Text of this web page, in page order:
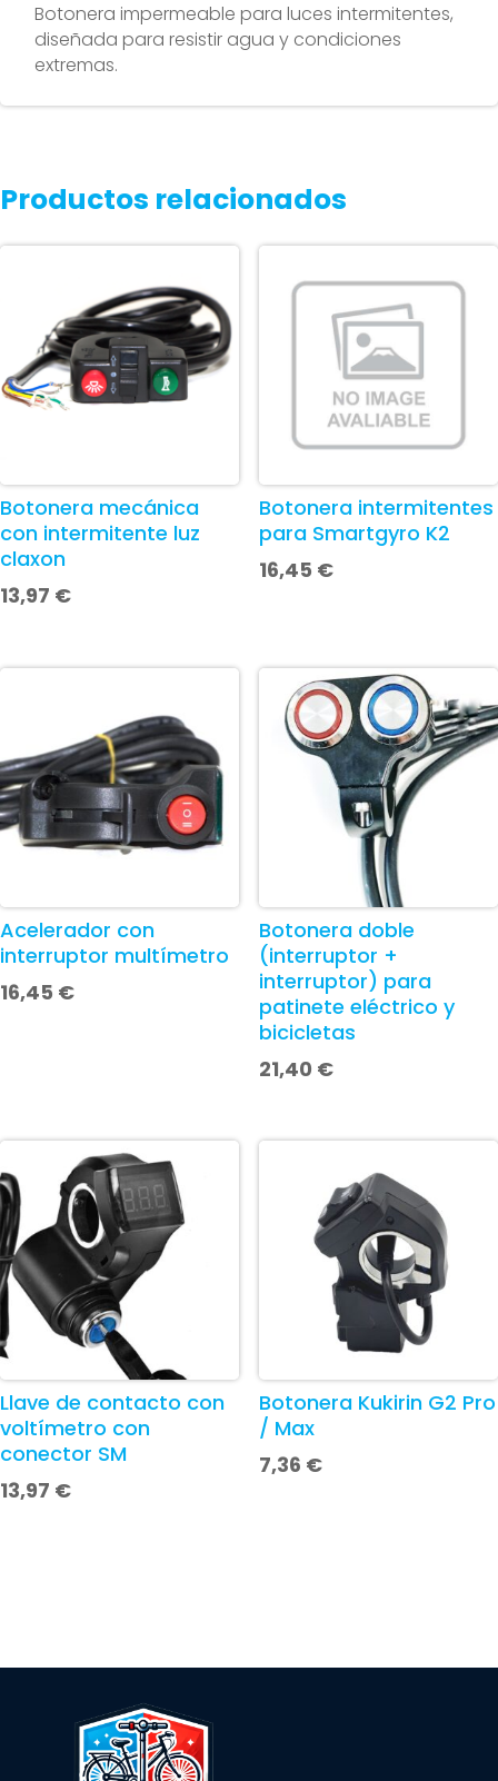
Botonera impermeable para luces intermitentes,
diseñada para resistir agua y condiciones
extremas.
Productos relacionados
Botonera mecánica
con intermitente luz
claxon
13,97 €
Botonera intermitentes
para Smartgyro K2
16,45 €
Acelerador con
interruptor multímetro
16,45 €
Botonera doble
(interruptor +
interruptor) para
patinete eléctrico y
bicicletas
21,40 €
Llave de contacto con
voltímetro con
conector SM
13,97 €
Botonera Kukirin G2 Pro
/ Max
7,36 €